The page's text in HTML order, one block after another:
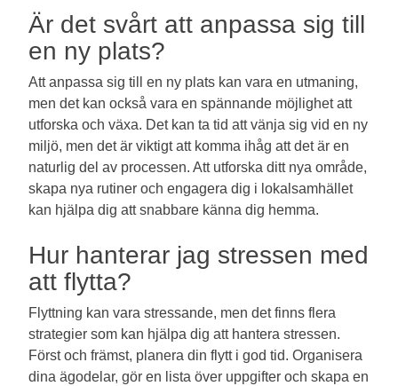
Är det svårt att anpassa sig till
en ny plats?
Att anpassa sig till en ny plats kan vara en utmaning,
men det kan också vara en spännande möjlighet att
utforska och växa. Det kan ta tid att vänja sig vid en ny
miljö, men det är viktigt att komma ihåg att det är en
naturlig del av processen. Att utforska ditt nya område,
skapa nya rutiner och engagera dig i lokalsamhället
kan hjälpa dig att snabbare känna dig hemma.
Hur hanterar jag stressen med
att flytta?
Flyttning kan vara stressande, men det finns flera
strategier som kan hjälpa dig att hantera stressen.
Först och främst, planera din flytt i god tid. Organisera
dina ägodelar, gör en lista över uppgifter och skapa en